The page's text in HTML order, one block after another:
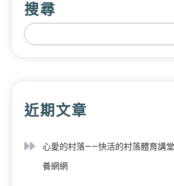
搜尋
近期文章
心愛的村落——快活的村落體育講
養網網